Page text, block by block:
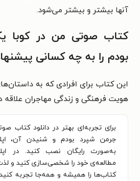
آنها بیشتر و بیشتر می‌شود.
کتاب صوتی من در کوبا
بودم را به چه کسانی
این کتاب برای افرادی که به
هویت فرهنگی و زندگی مهاجران علاقه
برای تجربه‌ای بهتر در دانلود کتاب
جرمن شپرد بودم و شنیدن آن،
به‌صورت رایگان نصب کنید. در
مطالعه‌ی خود را شخصی‌سازی کنید و
کتاب‌ها را همیشه و همه‌جا تجربه